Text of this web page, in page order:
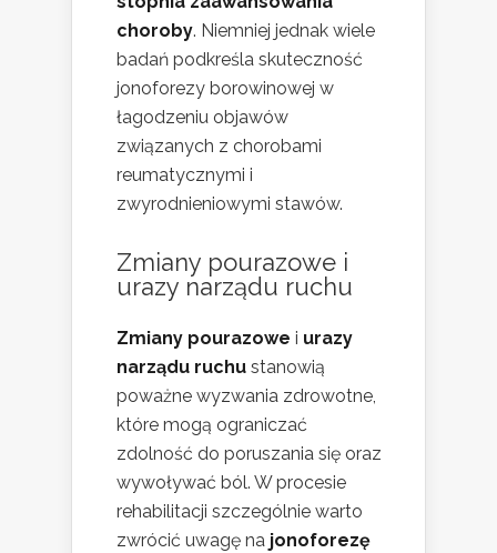
choroby. Niemniej jednak wiele
badań podkreśla skuteczność
jonoforezy borowinowej w
łagodzeniu objawów
związanych z chorobami
reumatycznymi i
zwyrodnieniowymi stawów.
Zmiany pourazowe i
urazy narządu ruchu
Zmiany pourazowe i urazy
narządu ruchu stanowią
poważne wyzwania zdrowotne,
które mogą ograniczać
zdolność do poruszania się oraz
wywoływać ból. W procesie
rehabilitacji szczególnie warto
zwrócić uwagę na jonoforezę